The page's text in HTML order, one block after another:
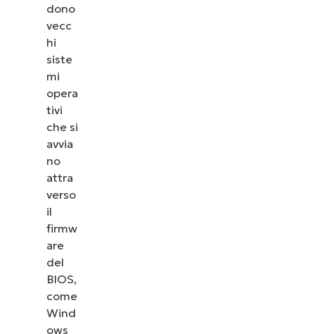
dono
vecc
hi
siste
mi
opera
tivi
che si
avvia
no
attra
verso
il
firmw
are
del
BIOS,
come
Wind
ows